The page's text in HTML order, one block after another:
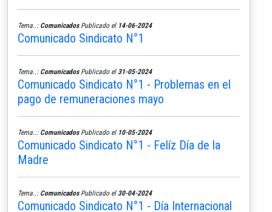
Tema..: ComunicadosPublicado el 14-06-2024
Comunicado Sindicato N°1
Tema..: ComunicadosPublicado el 31-05-2024
Comunicado Sindicato N°1 - Problemas en el
pago de remuneraciones mayo
Tema..: ComunicadosPublicado el 10-05-2024
Comunicado Sindicato N°1 - Felíz Día de la
Madre
Tema..: ComunicadosPublicado el 30-04-2024
Comunicado Sindicato N°1 - Día Internacional